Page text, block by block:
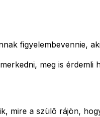
figyelembevennie,
meg is
mire a szülõ rájön,